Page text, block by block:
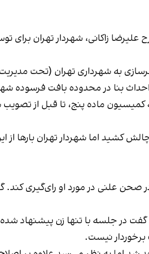
زاکانی، شهردار تهران برای
به شهرداری تهران (تحت
بنا در محدوده بافت فرسوده
ماده پنج، تا قبل از
کشید اما شهردار تهران بارها
علنی در مورد او رای‌گیری
عضو کمیسیون عمران مجلس شورای اسلامی روز دوشنبه ۲۲
برخوردار نیست.